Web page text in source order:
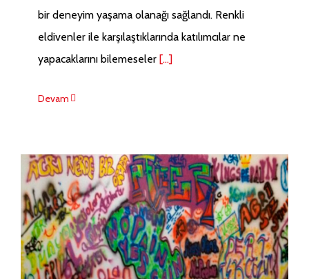
bir deneyim yaşama olanağı sağlandı. Renkli
eldivenler ile karşılaştıklarında katılımcılar ne
yapacaklarını bilemeseler [...]
Devam